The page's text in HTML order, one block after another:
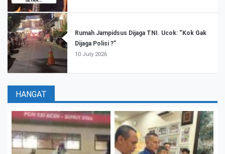
Rumah Jampidsus Dijaga TNI. Ucok: “Kok Gak
Dijaga Polisi ?”
10 July 2026
HANGAT